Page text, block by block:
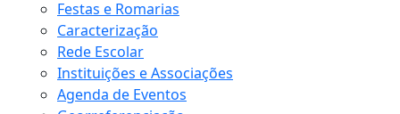
Festas e Romarias
Caracterização
Rede Escolar
Instituições e Associações
Agenda de Eventos